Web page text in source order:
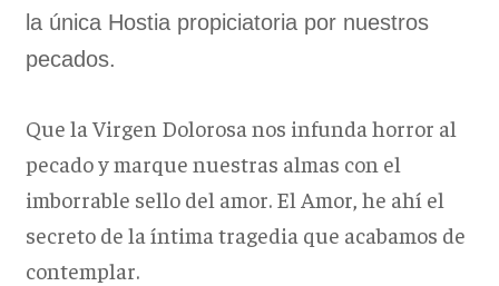
la única Hostia propiciatoria por nuestros
pecados.
Que la Virgen Dolorosa nos infunda horror al
pecado y marque nuestras almas con el
imborrable sello del amor. El Amor, he ahí el
secreto de la íntima tragedia que acabamos de
contemplar.